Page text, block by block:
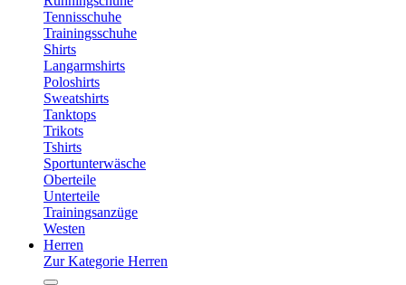
Tennisschuhe
Trainingsschuhe
Shirts
Langarmshirts
Poloshirts
Sweatshirts
Tanktops
Trikots
Tshirts
Sportunterwäsche
Oberteile
Unterteile
Trainingsanzüge
Westen
Herren
Zur Kategorie Herren